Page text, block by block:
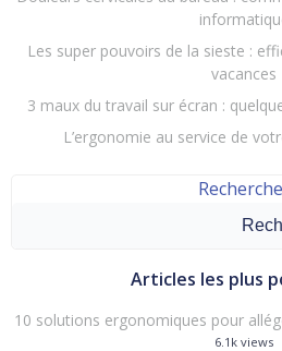
Les super pouvoirs de la sieste :
vacances
3 maux du travail sur écran :
L’ergonomie au service de
Articles les plus
10 solutions ergonomiques pour
6.1k views